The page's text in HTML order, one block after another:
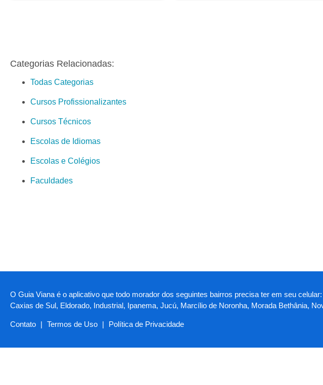
Categorias Relacionadas:
Todas Categorias
Cursos Profissionalizantes
Cursos Técnicos
Escolas de Idiomas
Escolas e Colégios
Faculdades
O Guia Viana é o aplicativo que todo morador dos seguintes bairros precisa ter em seu
Caxias de Sul, Eldorado, Industrial, Ipanema, Jucú, Marcílio de Noronha, Morada Bethânia,
Contato | Termos de Uso | Política de Privacidade